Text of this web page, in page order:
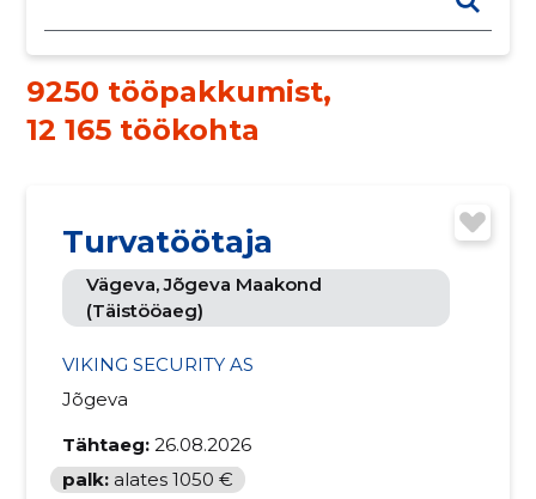
9250 tööpakkumist,
12 165 töökohta
Turvatöötaja
Vägeva, Jõgeva Maakond
(täistööaeg)
VIKING SECURITY AS
Jõgeva
Tähtaeg: 26.08.2026
palk: alates 1050 €